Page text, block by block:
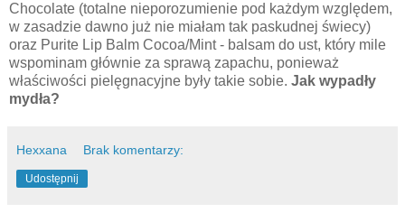
Chocolate (totalne nieporozumienie pod każdym względem,
w zasadzie dawno już nie miałam tak paskudnej świecy)
oraz Purite Lip Balm Cocoa/Mint - balsam do ust, który mile
wspominam głównie za sprawą zapachu, ponieważ
właściwości pielęgnacyjne były takie sobie. Jak wypadły
mydła?
Hexxana Brak komentarzy:
Udostępnij